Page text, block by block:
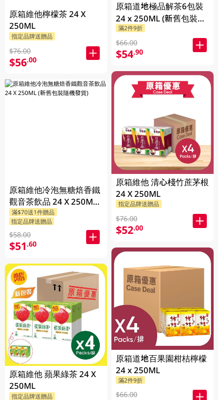
原箱維他檸檬茶 24 X
250ML
指定品牌送贈品
$76.00
$56.00
原箱維他冷泡無糖焙香鐵
觀音茶飲品 24 X 250ML
(新舊包裝隨機發貨)
滿$70送1件贈品
指定品牌送贈品
$58.00
$51.60
原箱維他 蘋果綠茶 24 X
250ML
指定品牌送贈品
原箱道地極品解茶6包裝
24 x 250ML (新舊包裝隨
機發貨)
滿2件9折
$66.00
$54.90
原箱維他 清心棧竹蔗茅根
24 X 250ML
指定品牌送贈品
$76.00
$52.00
原箱道地百果園柑桔檸檬
24 x 250ML
滿2件9折
$66.00